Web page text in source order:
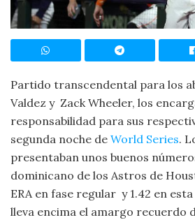
Partido transcendental para los
Valdez y Zack Wheeler, los
responsabilidad para sus
segunda noche de World Series.
presentaban unos buenos
dominicano de los Astros de
ERA en fase regular y 1.42 en
lleva encima el amargo recuerdo